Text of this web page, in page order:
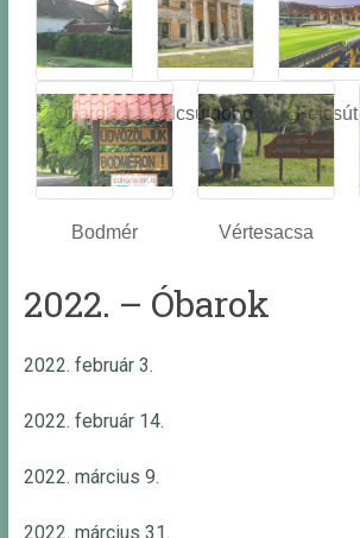
Óbarok
Alcsútdobo
z
Felcsút
Bodmér Vértesacsa
2022. – Óbarok
2022. február 3.
2022. február 14.
2022. március 9.
2022. március 31.